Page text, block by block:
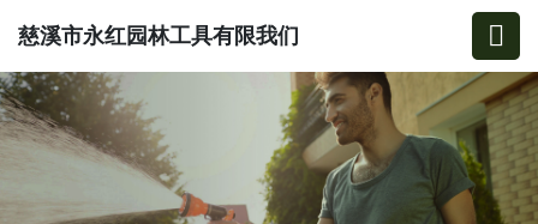
慈溪市永红园林工具有限我们